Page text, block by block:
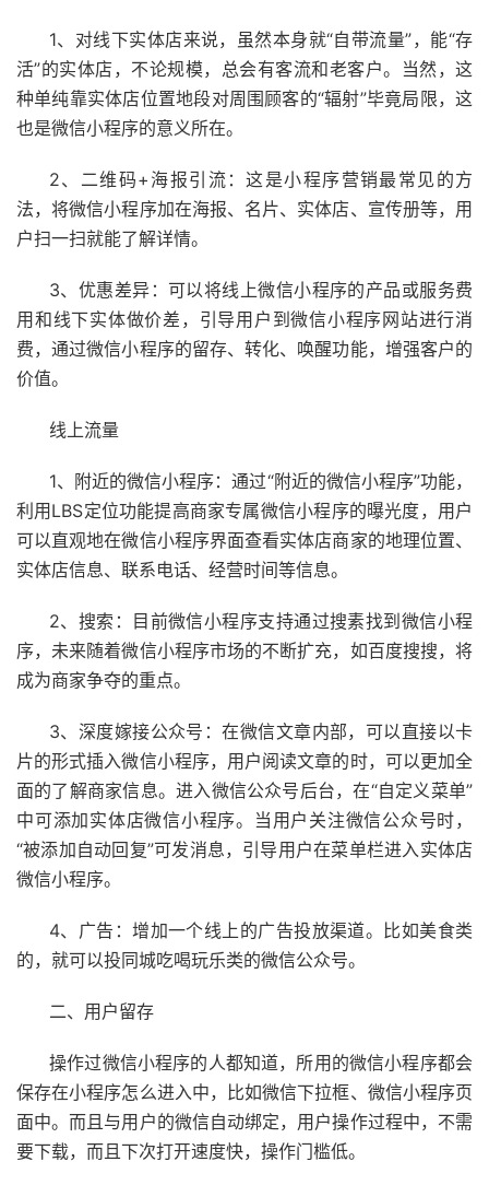
1、对线下实体店来说，虽然本身就“自带流量”，能“存
活”的实体店，不论规模，总会有客流和老客户。当然，这
种单纯靠实体店位置地段对周围顾客的“辐射”毕竟局限，这
也是微信小程序的意义所在。
2、二维码+海报引流：这是小程序营销最常见的方
法，将微信小程序加在海报、名片、实体店、宣传册等，用
户扫一扫就能了解详情。
3、优惠差异：可以将线上微信小程序的产品或服务费
用和线下实体做价差，引导用户到微信小程序网站进行消
费，通过微信小程序的留存、转化、唤醒功能，增强客户的
价值。
线上流量
1、附近的微信小程序：通过“附近的微信小程序”功能，
利用LBS定位功能提高商家专属微信小程序的曝光度，用户
可以直观地在微信小程序界面查看实体店商家的地理位置、
实体店信息、联系电话、经营时间等信息。
2、搜索：目前微信小程序支持通过搜素找到微信小程
序，未来随着微信小程序市场的不断扩充，如百度搜搜，将
成为商家争夺的重点。
3、深度嫁接公众号：在微信文章内部，可以直接以卡
片的形式插入微信小程序，用户阅读文章的时，可以更加全
面的了解商家信息。进入微信公众号后台，在“自定义菜单”
中可添加实体店微信小程序。当用户关注微信公众号时，
“被添加自动回复”可发消息，引导用户在菜单栏进入实体店
微信小程序。
4、广告：增加一个线上的广告投放渠道。比如美食类
的，就可以投同城吃喝玩乐类的微信公众号。
二、用户留存
操作过微信小程序的人都知道，所用的微信小程序都会
保存在小程序怎么进入中，比如微信下拉框、微信小程序页
面中。而且与用户的微信自动绑定，用户操作过程中，不需
要下载，而且下次打开速度快，操作门槛低。